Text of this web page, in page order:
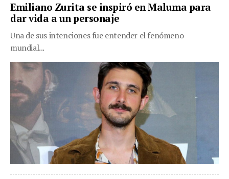
Emiliano Zurita se inspiró en Maluma para
dar vida a un personaje
Una de sus intenciones fue entender el fenómeno
mundial...